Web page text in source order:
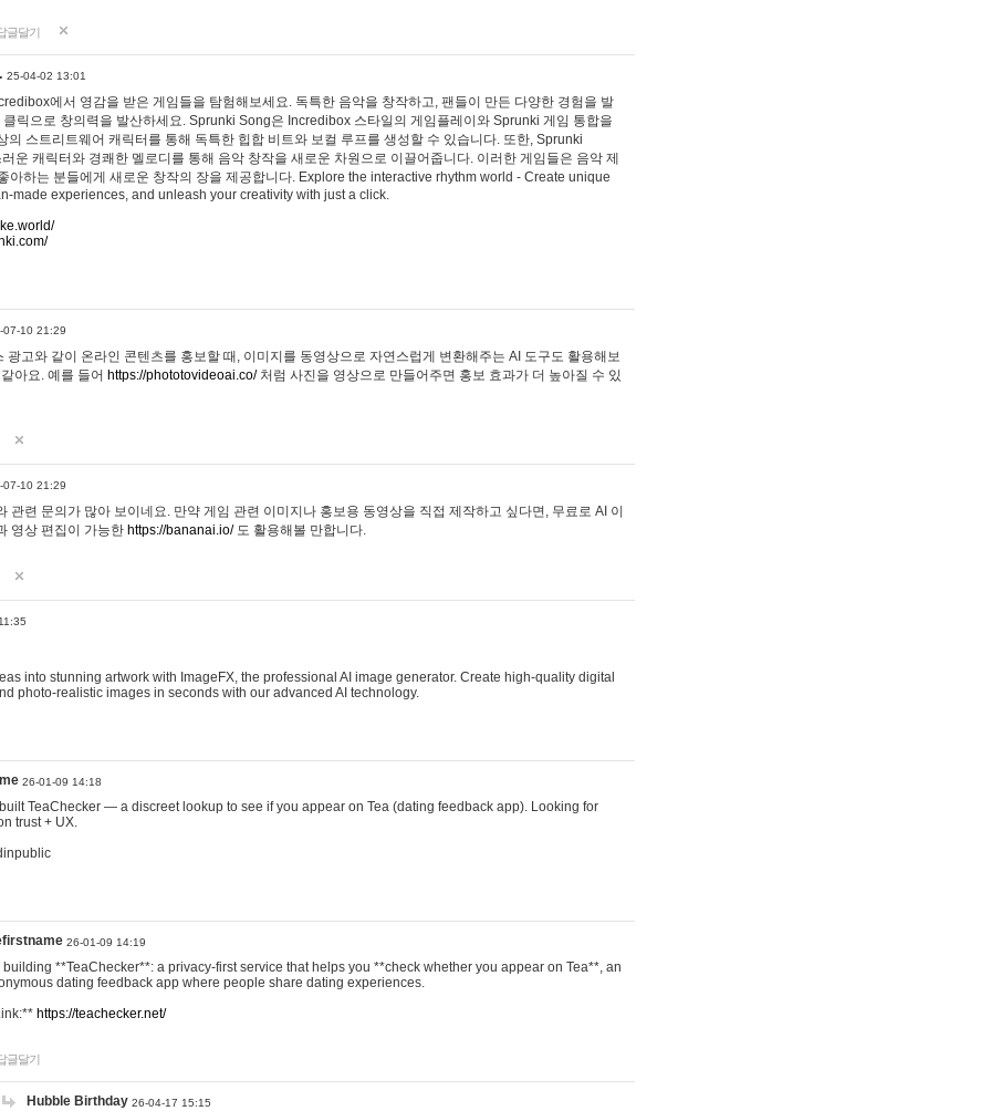
글달기
25-04-02 13:01
에서 영감을 받은 게임들을 탐험해보세요. 독특한 음악을 창작하고, 팬들이 만든 다양한 경험을 발
클릭으로 창의력을 발산하세요. Sprunki Song은 Incredibox 스타일의 게임플레이와 Sprunki 게임 통합을
의 스트리트웨어 캐릭터를 통해 독특한 힙합 비트와 보컬 루프를 생성할 수 있습니다. 또한, Sprunki
운 캐릭터와 경쾌한 멜로디를 통해 음악 창작을 새로운 차원으로 이끌어줍니다. 이러한 게임들은 음악 제
아하는 분들에게 새로운 창작의 장을 제공합니다. Explore the interactive rhythm world - Create unique
made experiences, and unleash your creativity with just a click.
07-10 21:29
광고와 같이 온라인 콘텐츠를 홍보할 때, 이미지를 동영상으로 자연스럽게 변환해주는 AI 도구도 활용해보
아요. 예를 들어 https://phototovideoai.co/처럼 사진을 영상으로 만들어주면 홍보 효과가 더 높아질 수 있
07-10 21:29
관련 문의가 많아 보이네요. 만약 게임 관련 이미지나 홍보용 동영상을 직접 제작하고 싶다면, 무료로 AI 이
영상 편집이 가능한 https://bananai.io/도 활용해볼 만합니다.
into stunning artwork with ImageFX, the professional AI image generator. Create high-quality digital
photo-realistic images in seconds with our advanced AI technology.
26-01-09 14:18
TeaChecker — a discreet lookup to see if you appear on Tea (dating feedback app). Looking for
trust + UX.
26-01-09 14:19
building **TeaChecker**: a privacy-first service that helps you **check whether you appear on Tea**, an
dating feedback app where people share dating experiences.
https://teachecker.net/
글달기
Hubble Birthday 26-04-17 15:15